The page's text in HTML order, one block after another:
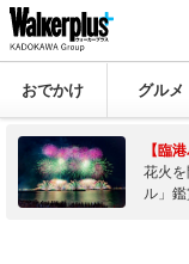
おでかけ グルメ
【臨
花火
ル」